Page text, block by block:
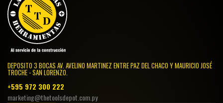
DEPOSITO 3 BOCAS AV. AVELINO MARTINEZ ENTRE PAZ DEL CHACO Y MAURICIO JOSÉ
TROCHE - SAN LORENZO.
+595 972 300 222
marketing@thetoolsdepot.com.py